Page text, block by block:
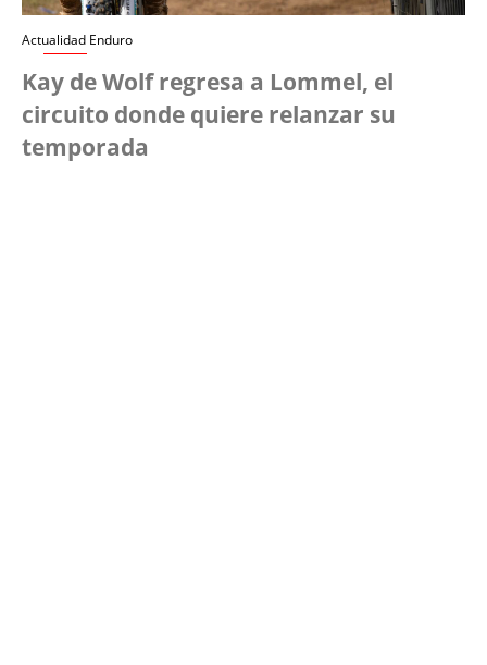
Actualidad Enduro
Kay de Wolf regresa a Lommel, el
circuito donde quiere relanzar su
temporada